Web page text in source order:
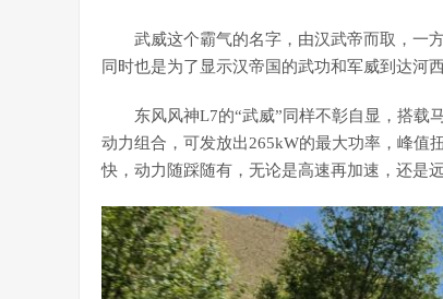
武威这个霸气的名字，由汉武帝而取，一
同时也是为了显示汉帝国的武功和军威到达河西
东风风神L7的“武威”同样不彰自显，搭载
动力组合，可发放出265kW的最大功率，峰值
快，动力随踩随有，无论是高速再加速，还是